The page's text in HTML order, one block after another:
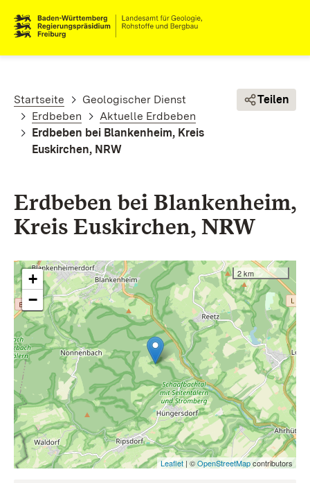
Pfadnavigation
Startseite
Geologischer Dienst
Erdbeben
Aktuelle Erdbeben
Erdbeben bei Blankenheim, Kreis
Euskirchen, NRW
Teilen
Erdbeben bei Blankenheim,
Kreis Euskirchen, NRW
+
−
2 km
Leaflet | ©OpenStreetMapcontributors